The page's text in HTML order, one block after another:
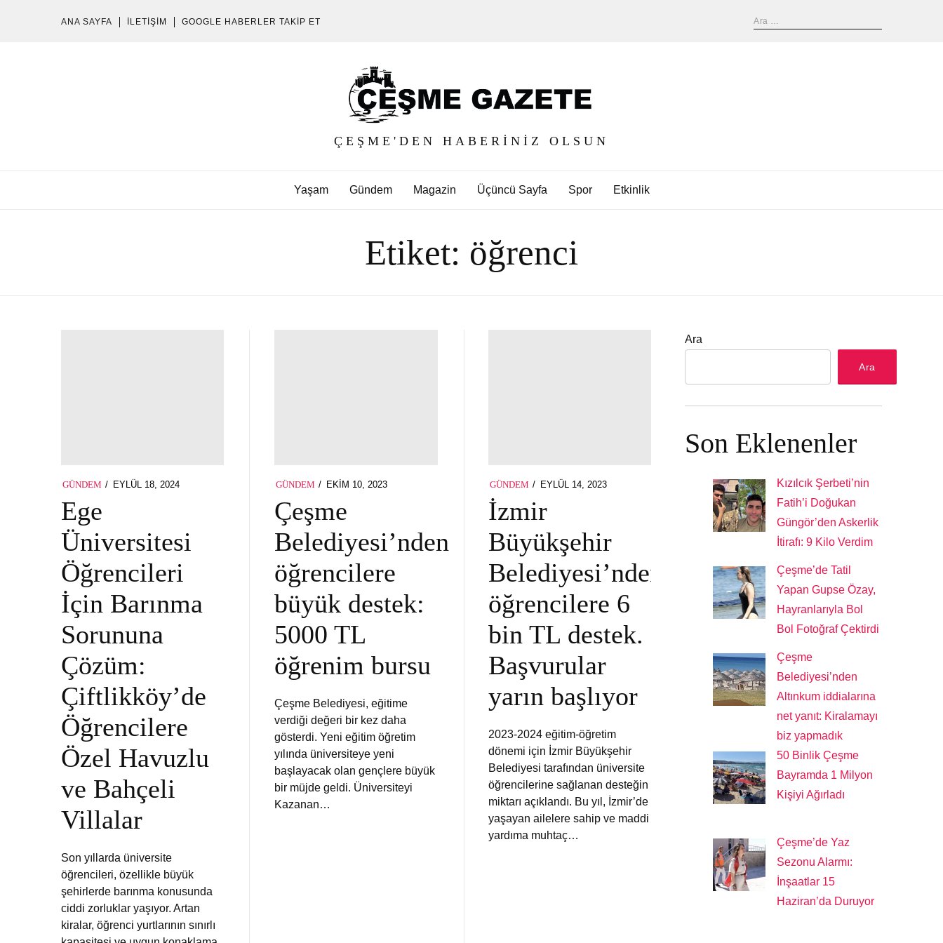
ANA SAYFA İLETIŞIM GOOGLE HABERLER TAKIP ET
ÇEŞME'DEN HABERINIZ OLSUN
Yaşam Gündem Magazin Üçüncü Sayfa Spor Etkinlik
Etiket: öğrenci
GÜNDEM
POSTED
EYLÜL 18, 2024
Ege
Üniversitesi
Öğrencileri
İçin Barınma
Sorununa
Çözüm:
Çiftlikköy’de
Öğrencilere
Özel Havuzlu
ve Bahçeli
Villalar
Son yıllarda üniversite
öğrencileri, özellikle büyük
şehirlerde barınma konusunda
ciddi zorluklar yaşıyor. Artan
kiralar, öğrenci yurtlarının sınırlı
GÜNDEM
POSTED
EKIM 10, 2023
Çeşme
Belediyesi’nden
öğrencilere
büyük destek:
5000 TL
öğrenim bursu
Çeşme Belediyesi, eğitime
verdiği değeri bir kez daha
gösterdi. Yeni eğitim öğretim
yılında üniversiteye yeni
başlayacak olan gençlere büyük
bir müjde geldi. Üniversiteyi
Kazanan…
GÜNDEM
POSTED
EYLÜL 14, 2023
İzmir
Büyükşehir
Belediyesi’nden
öğrencilere 6
bin TL destek.
Başvurular
yarın başlıyor
2023-2024 eğitim-öğretim
dönemi için İzmir Büyükşehir
Belediyesi tarafından üniversite
öğrencilerine sağlanan desteğin
miktarı açıklandı. Bu yıl, İzmir’de
yaşayan ailelere sahip ve maddi
yardıma muhtaç…
Ara
Ara
Son Eklenenler
Kızılcık Şerbeti’nin
Fatih’i Doğukan
Güngör’den Askerlik
İtirafı: 9 Kilo Verdim
Çeşme’de Tatil
Yapan Gupse Özay,
Hayranlarıyla Bol
Bol Fotoğraf Çektirdi
Çeşme
Belediyesi’nden
Altınkum iddialarına
net yanıt: Kiralamayı
biz yapmadık
50 Binlik Çeşme
Bayramda 1 Milyon
Kişiyi Ağırladı
Çeşme’de Yaz
Sezonu Alarmı:
İnşaatlar 15
Haziran’da Duruyor